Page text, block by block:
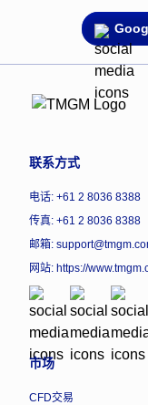
联系方式
电话: +61 2 8036 8388
传真: +61 2 8036 8388
邮箱:
网站: https://
市场
CFD交易